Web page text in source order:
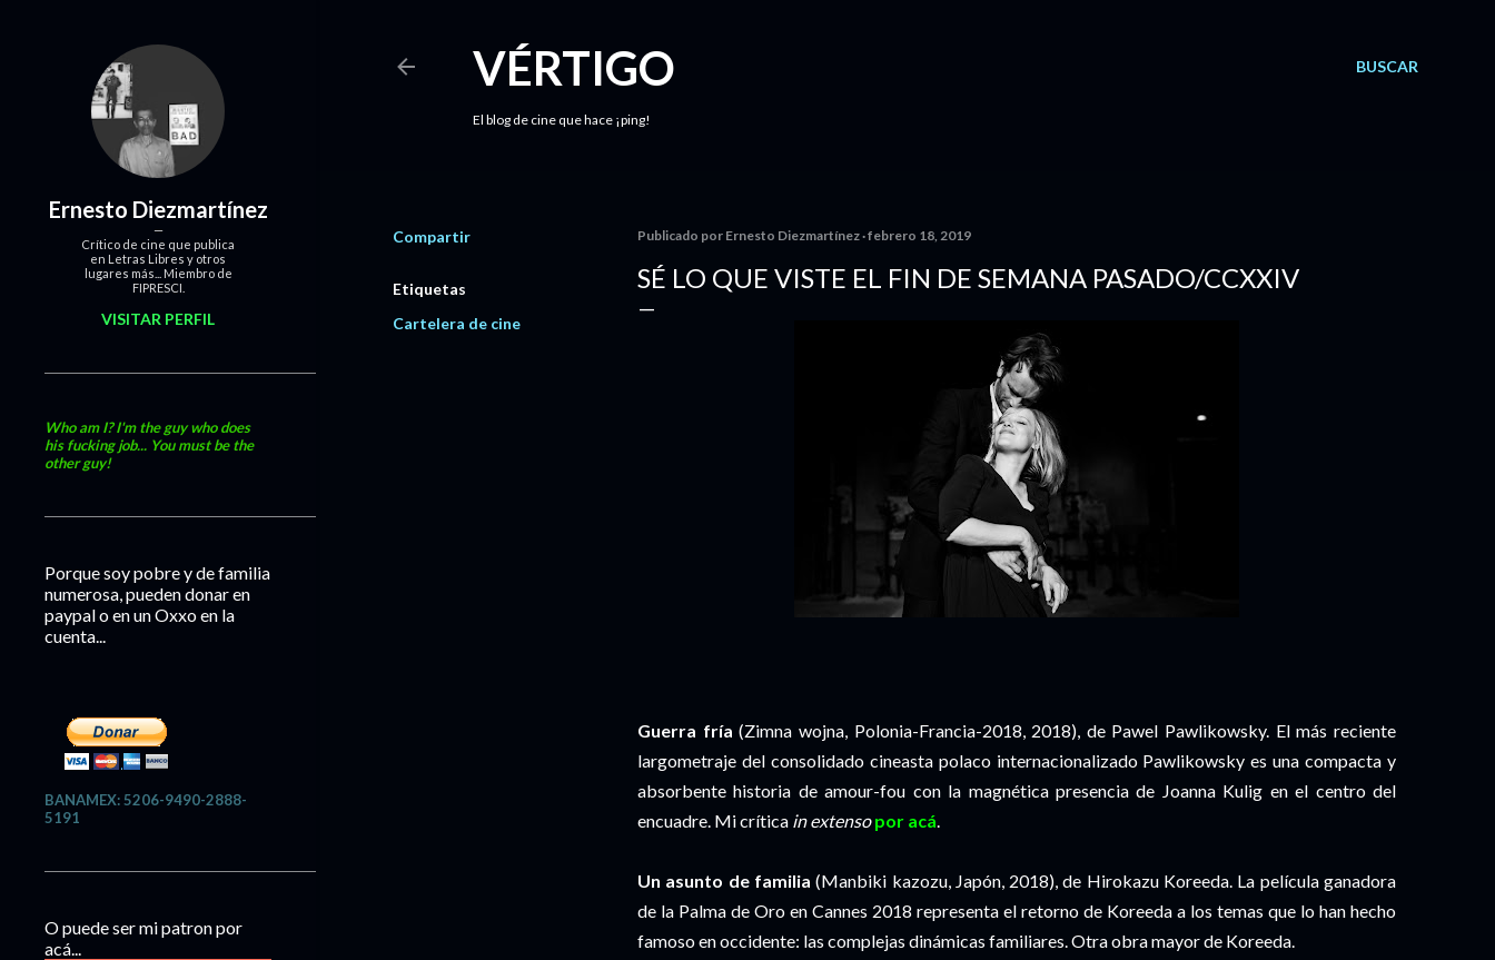
BUSCAR
VÉRTIGO
El blog de cine que hace ¡ping!
Compartir
Etiquetas
Cartelera de cine
Publicado por Ernesto Diezmartínez febrero 18, 2019
SÉ LO QUE VISTE EL FIN DE SEMANA PASADO/CCXXIV
Guerra fría(Zimna wojna, Polonia-Francia-2018, 2018), de Pawel Pawlikowsky. El más reciente
largometraje del consolidado cineasta polaco internacionalizado Pawlikowsky es una compacta y
absorbente historia de amour-fou con la magnética presencia de Joanna Kulig en el centro del
encuadre. Mi crítica in extenso por acá.
Un asunto de familia (Manbiki kazozu, Japón, 2018), de Hirokazu Koreeda. La película ganadora
de la Palma de Oro en Cannes 2018 representa el retorno de Koreeda a los temas que lo han hecho
famoso en occidente: las complejas dinámicas familiares. Otra obra mayor de Koreeda.
Ernesto Diezmartínez
Crítico de cine que publica
en Letras Libres y otros
lugares más... Miembro de
FIPRESCI.
VISITAR PERFIL
Who am I? I'm the guy who does
his fucking job... You must be the
other guy!
Porque soy pobre y de familia
numerosa, pueden donar en
paypal o en un Oxxo en la
cuenta...
BANAMEX: 5206-9490-2888-
5191
O puede ser mi patron por
acá...